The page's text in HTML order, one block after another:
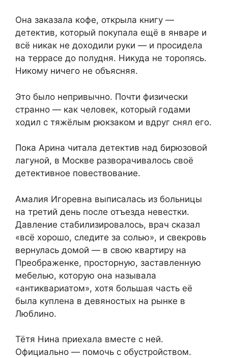
Она заказала кофе, открыла книгу —
детектив, который покупала ещё в январе и
всё никак не доходили руки — и просидела
на террасе до полудня. Никуда не торопясь.
Никому ничего не объясняя.
Это было непривычно. Почти физически
странно — как человек, который годами
ходил с тяжёлым рюкзаком и вдруг снял его.
Пока Арина читала детектив над бирюзовой
лагуной, в Москве разворачивалось своё
детективное повествование.
Амалия Игоревна выписалась из больницы
на третий день после отъезда невестки.
Давление стабилизировалось, врач сказал
«всё хорошо, следите за солью», и свекровь
вернулась домой — в свою квартиру на
Преображенке, просторную, заставленную
мебелью, которую она называла
«антиквариатом», хотя большая часть её
была куплена в девяностых на рынке в
Люблино.
Тётя Нина приехала вместе с ней.
Официально — помочь с обустройством.